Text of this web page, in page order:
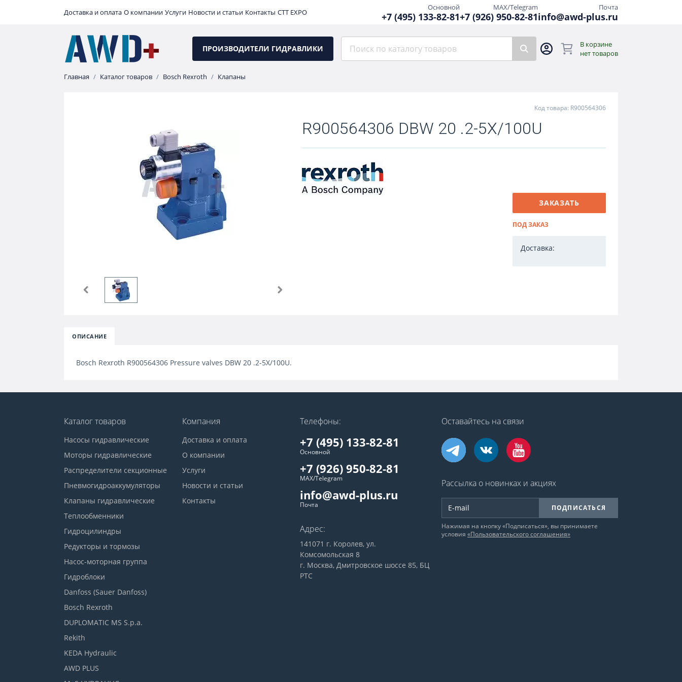
Доставка и оплата О компании Услуги Новости и статьи Контакты CTT EXPO +7 (495) 133-82-81
Основной
+7 (926) 950-82-81
MAX/Telegram
info@awd-plus.ru
Почта
ПРОИЗВОДИТЕЛИ ГИДРАВЛИКИ
В корзине
нет товаров
Главная Каталог товаров Bosch Rexroth Клапаны
Код товара: R900564306
R900564306 DBW 20 .2-5X/100U
ЗАКАЗАТЬ
ПОД ЗАКАЗ
Доставка:
ОПИСАНИЕ
Bosch Rexroth R900564306 Pressure valves DBW 20 .2-5X/100U.
Каталог товаров
Насосы гидравлические
Моторы гидравлические
Распределители секционные
Пневмогидроаккумуляторы
Клапаны гидравлические
Теплообменники
Гидроцилиндры
Редукторы и тормозы
Насос-моторная группа
Гидроблоки
Danfoss (Sauer Danfoss)
Bosch Rexroth
DUPLOMATIC MS S.p.a.
Rekith
KEDA Hydraulic
AWD PLUS
Компания
Доставка и оплата
О компании
Услуги
Новости и статьи
Контакты
Телефоны:
+7 (495) 133-82-81
Основной
+7 (926) 950-82-81
MAX/Telegram
info@awd-plus.ru
Почта
Адрес:
141071 г. Королев, ул.
Комсомольская 8
г. Москва, Дмитровское шоссе 85, БЦ
РТС
Оставайтесь на связи
Рассылка о новинках и акциях
ПОДПИСАТЬСЯ
Нажимая на кнопку «Подписаться», вы принимаете
условия «Пользовательского соглашения»